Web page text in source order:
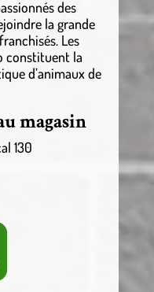
des
la grande
Les
constituent la
d’animaux de
magasin
130